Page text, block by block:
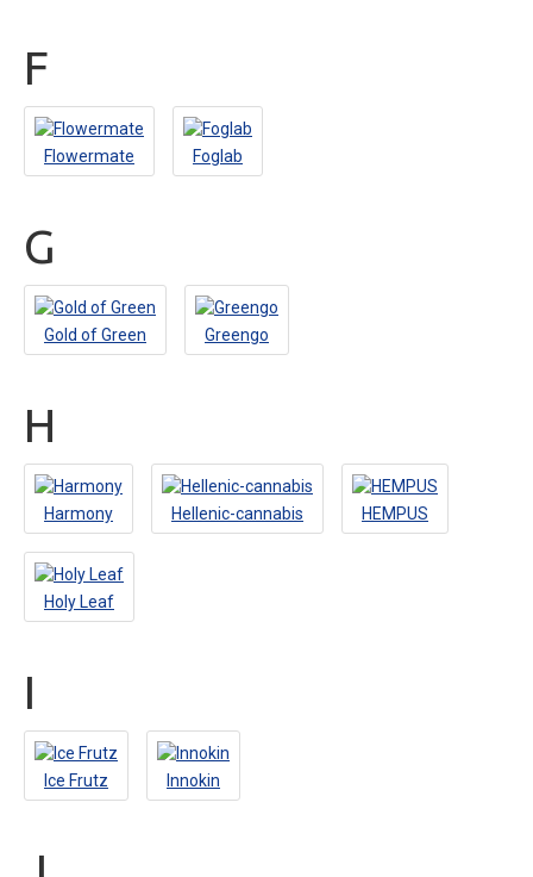
F
Flowermate Foglab
G
Gold of Green Greengo
H
Harmony Hellenic-cannabis HEMPUS
Holy Leaf
I
Ice Frutz Innokin